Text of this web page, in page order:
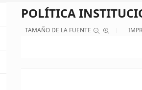
POLÍTICA
TAMAÑO DE LA FUENTE